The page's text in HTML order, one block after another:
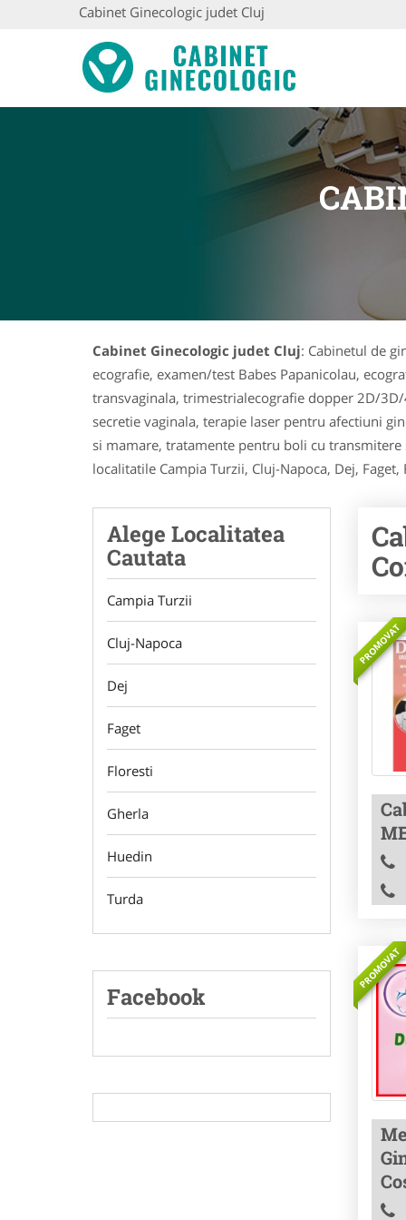
Cabinet Ginecologic judet Cluj
Cabinet Ginecologic judet Cluj: Cabinetul de
ecografie, examen/test Babes Papanicolau,
transvaginala, trimestrialecografie dopper 2D/
secretie vaginala, terapie laser pentru afectiuni
si mamare, tratamente pentru boli cu
localitatile Campia Turzii, Cluj-Napoca, Dej,
Alege Localitatea
Cautata
Campia Turzii
Cluj-Napoca
Dej
Faget
Floresti
Gherla
Huedin
Turda
Facebook
PROMOVAT
PROMOVAT